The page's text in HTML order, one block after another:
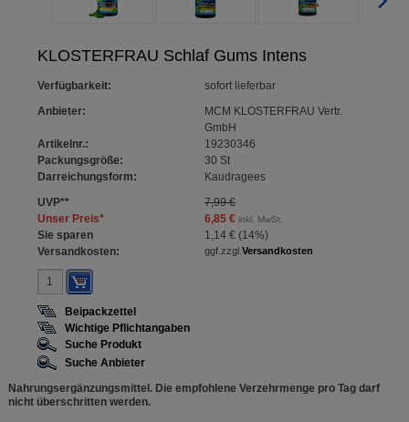
KLOSTERFRAU Schlaf Gums Intens
Verfügbarkeit:
sofort lieferbar
Anbieter:
MCM KLOSTERFRAU Vertr.
GmbH
Artikelnr.:
19230346
Packungsgröße:
30 St
Darreichungsform:
Kaudragees
UVP**
7,99 €
Unser Preis* 6,85 €inkl. MwSt.
Sie sparen 1,14 € (14%)
Versandkosten:
ggf.zzgl. Versandkosten
Beipackzettel
Wichtige Pflichtangaben
Suche Produkt
Suche Anbieter
Nahrungsergänzungsmittel. Die empfohlene Verzehrmenge pro Tag darf
nicht überschritten werden.